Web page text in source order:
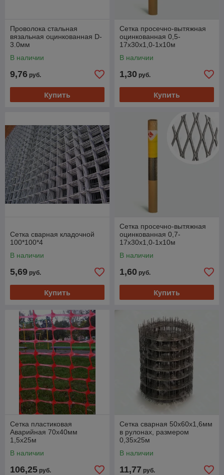
Проволока стальная
вязальная оцинкованная D-
3.0мм
В наличии
9,76 руб.
Купить
Сетка просечно-вытяжная
оцинкованная 0,5-
17x30x1,0-1x10м
В наличии
1,30 руб.
Купить
Сетка сварная кладочной
100*100*4
В наличии
5,69 руб.
Купить
Сетка просечно-вытяжная
оцинкованная 0,7-
17x30x1,0-1x10м
В наличии
1,60 руб.
Купить
Сетка пластиковая
Аварийная 70х40мм
1,5х25м
В наличии
106,25 руб.
Сетка сварная 50х60х1,6мм
в рулонах, размером
0,35х25м
В наличии
11,77 руб.